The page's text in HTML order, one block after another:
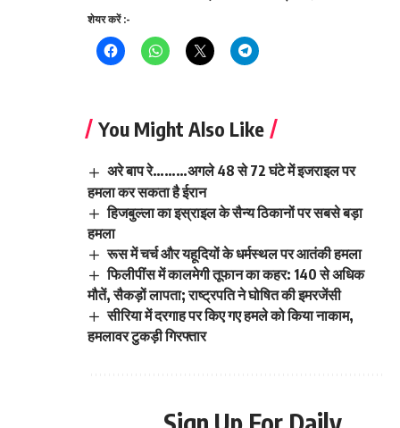
शेयर करें :-
You Might Also Like
अरे बाप रे………अगले 48 से 72 घंटे में इजराइल पर
हमला कर सकता है ईरान
हिजबुल्ला का इस्राइल के सैन्य ठिकानों पर सबसे बड़ा
हमला
रूस में चर्च और यहूदियों के धर्मस्थल पर आतंकी हमला
फिलीपींस में कालमेगी तूफान का कहर: 140 से अधिक
मौतें, सैकड़ों लापता; राष्ट्रपति ने घोषित की इमरजेंसी
सीरिया में दरगाह पर किए गए हमले को किया नाकाम,
हमलावर टुकड़ी गिरफ्तार